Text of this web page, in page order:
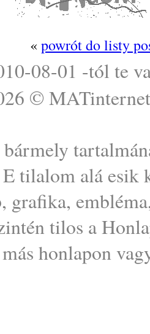
« powrót do listy
08-01 -tól te
© MATinternet
tilalom alá esik
grafika,
tilos a
más honlapon